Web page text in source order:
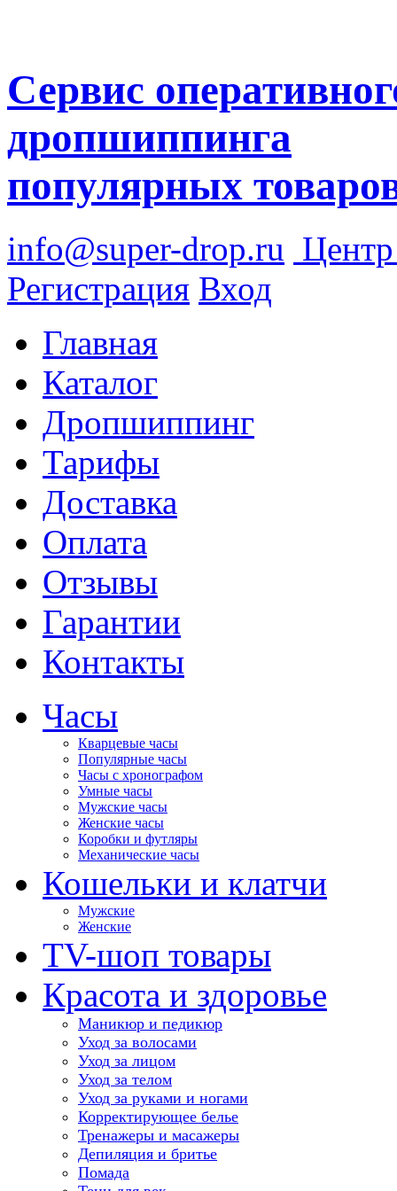
Сервис
дропшиппинга
популярных
info@super-drop.ru
Регистрация Вход
Главная
Каталог
Дропшиппинг
Тарифы
Доставка
Оплата
Отзывы
Гарантии
Контакты
Часы
Кварцевые часы
Популярные часы
Часы с хронографом
Умные часы
Мужские часы
Женские часы
Коробки и футляры
Механические часы
Кошельки и клатчи
Мужские
Женские
TV-шоп товары
Красота и здоровье
Маникюр и педикюр
Уход за волосами
Уход за лицом
Уход за телом
Уход за руками и ногами
Корректирующее белье
Тренажеры и масажеры
Депиляция и бритье
Помада